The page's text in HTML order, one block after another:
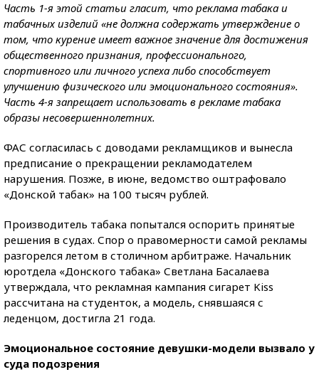
Часть 1-я этой статьи гласит, что реклама табака и
табачных изделий «не должна содержать утверждение о
том, что курение имеет важное значение для достижения
общественного признания, профессионального,
спортивного или личного успеха либо способствует
улучшению физического или эмоционального состояния».
Часть 4-я запрещает использовать в рекламе табака
образы несовершеннолетних.
ФАС согласилась с доводами рекламщиков и вынесла
предписание о прекращении рекламодателем
нарушения. Позже, в июне, ведомство оштрафовало
«Донской табак» на 100 тысяч рублей.
Производитель табака попытался оспорить принятые
решения в судах. Спор о правомерности самой рекламы
разгорелся летом в столичном арбитраже. Начальник
юротдела «Донского табака» Светлана Басалаева
утверждала, что рекламная кампания сигарет Kiss
рассчитана на студенток, а модель, снявшаяся с
леденцом, достигла 21 года.
Эмоциональное состояние девушки-модели вызвало у
суда подозрения